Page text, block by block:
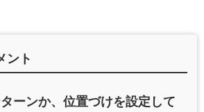
ント
ーンか、位置づけを設定して